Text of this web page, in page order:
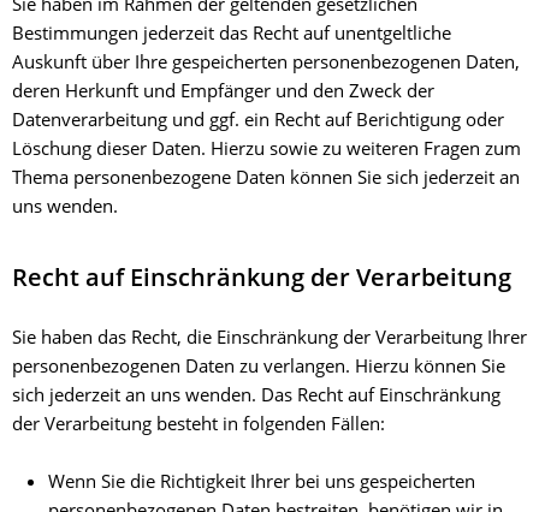
Bestimmungen jederzeit das Recht auf unentgeltliche
Auskunft über Ihre gespeicherten personenbezogenen Daten,
deren Herkunft und Empfänger und den Zweck der
Datenverarbeitung und ggf. ein Recht auf Berichtigung oder
Löschung dieser Daten. Hierzu sowie zu weiteren Fragen zum
Thema personenbezogene Daten können Sie sich jederzeit an
uns wenden.
Recht auf Einschränkung der Verarbeitung
Sie haben das Recht, die Einschränkung der Verarbeitung Ihrer
personenbezogenen Daten zu verlangen. Hierzu können Sie
sich jederzeit an uns wenden. Das Recht auf Einschränkung
der Verarbeitung besteht in folgenden Fällen:
Wenn Sie die Richtigkeit Ihrer bei uns gespeicherten